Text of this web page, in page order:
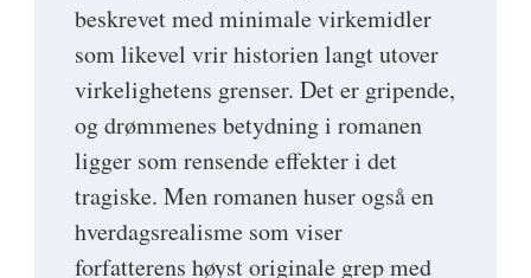
beskrevet med minimale virkemidler
som likevel vrir historien langt utover
virkelighetens grenser. Det er gripende,
og drømmenes betydning i romanen
ligger som rensende effekter i det
tragiske. Men romanen huser også en
hverdagsrealisme som viser
forfatterens høyst originale grep med